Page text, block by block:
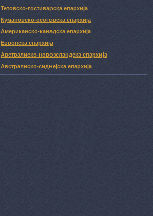
Тетовско-гостиварска епархија
Кумановско-осоговска епархија
Американско-канадска епархија
Европска епархија
Австралиско-новозеландска епархија
Австралиско-сиднејска епархија